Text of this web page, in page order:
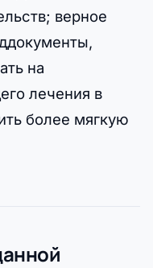
верное
на
лечения в
более мягкую